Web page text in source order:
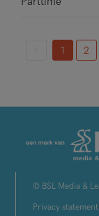
1
2
© BSL Media &
Privacy statement